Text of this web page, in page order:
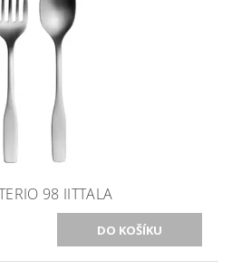
98 IITTALA